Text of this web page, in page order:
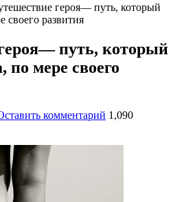
героя— путь, который
своего развития
путь, который
по мере своего
комментарий 1,090